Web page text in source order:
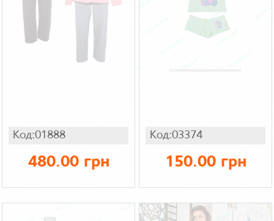
Код:01888
480.00 грн
Код:03374
150.00 грн